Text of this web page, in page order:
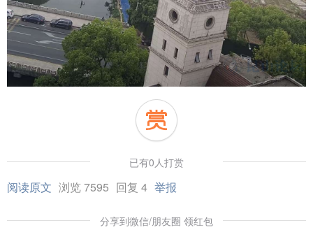
已有0人打赏
阅读原文 浏览 7595 回复 4 举报
分享到微信/朋友圈 领红包